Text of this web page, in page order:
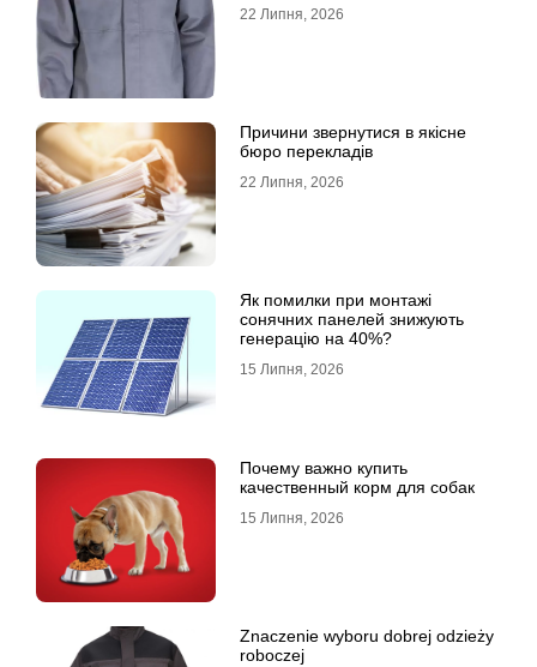
22 Липня, 2026
Причини звернутися в якісне
бюро перекладів
22 Липня, 2026
Як помилки при монтажі
сонячних панелей знижують
генерацію на 40%?
15 Липня, 2026
Почему важно купить
качественный корм для собак
15 Липня, 2026
Znaczenie wyboru dobrej odzieży
roboczej